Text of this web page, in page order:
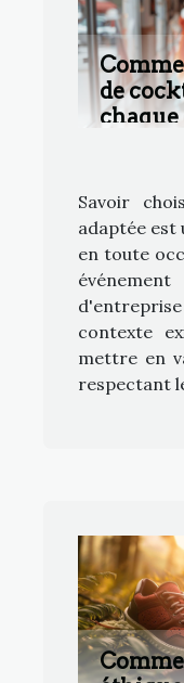
de
Savoir
adaptée
en toute
contexte
mettre en
respectant